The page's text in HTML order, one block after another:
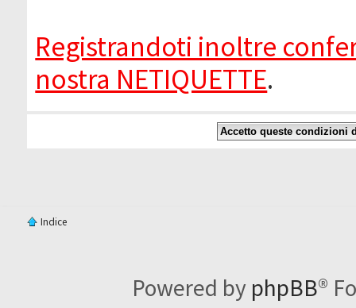
Registrandoti inoltre
nostra NETIQUETTE.
Indice
Powered by phpBB®